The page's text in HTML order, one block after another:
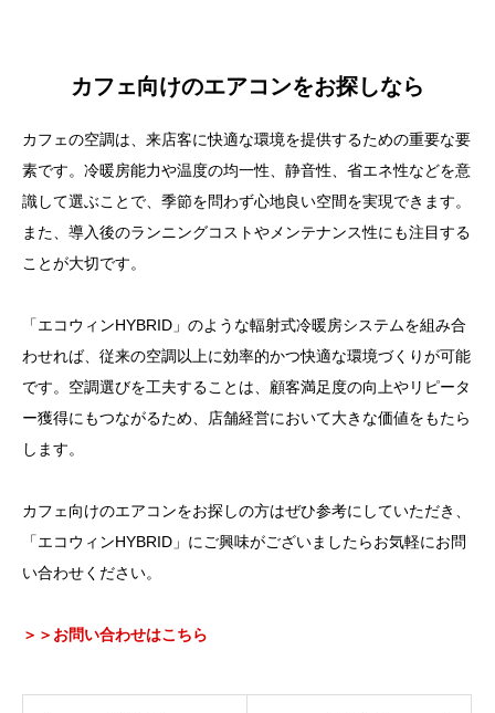
カフェ向けのエアコンをお探しなら
カフェの空調は、来店客に快適な環境を提供するための重要な要
素です。冷暖房能力や温度の均一性、静音性、省エネ性などを意
識して選ぶことで、季節を問わず心地良い空間を実現できます。
また、導入後のランニングコストやメンテナンス性にも注目する
ことが大切です。
「エコウィンHYBRID」のような輻射式冷暖房システムを組み合
わせれば、従来の空調以上に効率的かつ快適な環境づくりが可能
です。空調選びを工夫することは、顧客満足度の向上やリピータ
ー獲得にもつながるため、店舗経営において大きな価値をもたら
します。
カフェ向けのエアコンをお探しの方はぜひ参考にしていただき、
「エコウィンHYBRID」にご興味がございましたらお気軽にお問
い合わせください。
＞＞お問い合わせはこちら